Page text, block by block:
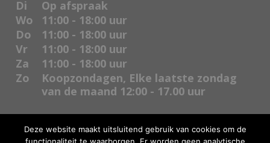
Di
Op afspraak
Wo
11:00 - 18:00 uur
Do
11:00 - 18:00 uur
Vr
11:00 - 18:00 uur
Za
11:00 - 18:00 uur
Zo
Koopzondagen, Elke laatste zondag
van de maand 12:00 - 17.00 uur
Deze website maakt uitsluitend gebruik van cookies om de